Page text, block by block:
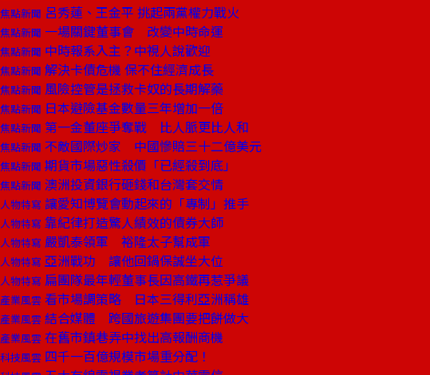
焦點新聞 呂秀蓮、王金平 挑起兩黨權力戰火
焦點新聞 一場關鍵董事會 改變中時命運
焦點新聞 中時報系入主？中視人說歡迎
焦點新聞 解決卡債危機 保不住經濟成長
焦點新聞 風險控管是拯救卡奴的長期解藥
焦點新聞 日本避險基金數量三年增加一倍
焦點新聞 第一金董座爭奪戰 比人脈更比人和
焦點新聞 不敵國際炒家 中國慘賠三十二億美元
焦點新聞 期貨市場惡性殺價「已經殺到底」
焦點新聞 澳洲投資銀行砸錢和台灣套交情
人物特寫 讓愛知博覽會動起來的「專制」推手
人物特寫 靠紀律打造驚人績效的債券大師
人物特寫 嚴凱泰領軍 裕隆太子幫成軍
人物特寫 亞洲戰功 讓他回鍋保誠坐大位
人物特寫 扁團隊最年輕董事長因高鐵再惹爭議
產業風雲 看市場調策略 日本三得利亞洲稱雄
產業風雲 結合媒體 跨國旅遊集團要把餅做大
產業風雲 在舊市鎮巷弄中找出高報酬商機
科技風雲 四千一百億規模市場重分配！